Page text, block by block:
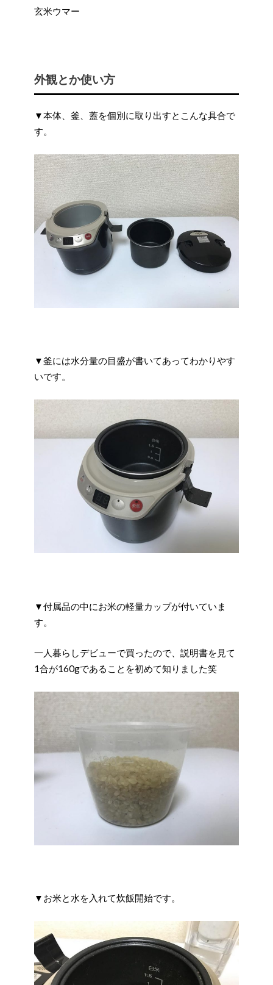
玄米ウマー
外観とか使い方
▼本体、釜、蓋を個別に取り出すとこんな具合で
す。
▼釜には水分量の目盛が書いてあってわかりやす
いです。
▼付属品の中にお米の軽量カップが付いていま
す。
一人暮らしデビューで買ったので、説明書を見て
1合が160gであることを初めて知りました笑
▼お米と水を入れて炊飯開始です。